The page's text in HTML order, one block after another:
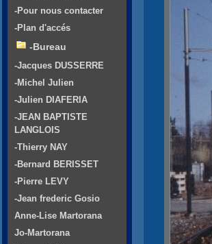
-Pour nous contacter
-Plan d'accés
-Bureau
-Jacques DUSSERRE
-Michel Julien
-Julien DIAFERIA
-JEAN BAPTISTE
LANGLOIS
-Thierry NAY
-Bernard BERISSET
-Pierre LEVY
-Jean frederic Gosio
Anne-Lise Martorana
Jo-Martorana